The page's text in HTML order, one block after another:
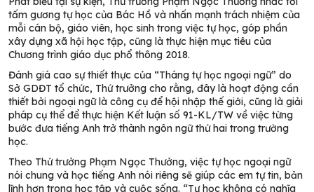
tấm gương tự học của Bác Hồ và nhấn mạnh trách nhiệm của
mỗi cán bộ, giáo viên, học sinh trong việc tự học, góp phần
xây dựng xã hội học tập, cũng là thực hiện mục tiêu của
Chương trình giáo dục phổ thông 2018.
Đánh giá cao sự thiết thực của “Tháng tự học ngoại ngữ” do
Sở GDĐT tổ chức, Thứ trưởng cho rằng, đây là hoạt động cần
thiết bởi ngoại ngữ là công cụ để hội nhập thế giới, cũng là giải
pháp cụ thể để thực hiện Kết luận số 91-KL/TW về việc từng
bước đưa tiếng Anh trở thành ngôn ngữ thứ hai trong trường
học.
Theo Thứ trưởng Phạm Ngọc Thưởng, việc tự học ngoại ngữ
nói chung và học tiếng Anh nói riêng sẽ giúp các em tự tin, bản
lĩnh hơn trong học tập và cuộc sống. “Tự học không có nghĩa